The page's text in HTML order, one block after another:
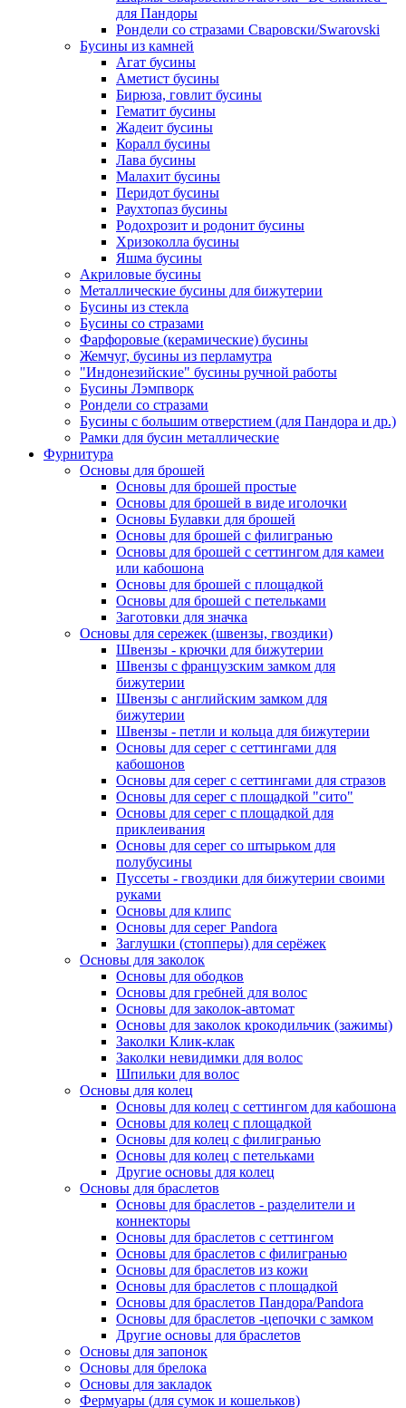
для Пандоры
Рондели со стразами Сваровски/Swarovski
Бусины из камней
Агат бусины
Аметист бусины
Бирюза, говлит бусины
Гематит бусины
Жадеит бусины
Коралл бусины
Лава бусины
Малахит бусины
Перидот бусины
Раухтопаз бусины
Родохрозит и родонит бусины
Хризоколла бусины
Яшма бусины
Акриловые бусины
Металлические бусины для бижутерии
Бусины из стекла
Бусины со стразами
Фарфоровые (керамические) бусины
Жемчуг, бусины из перламутра
"Индонезийские" бусины ручной работы
Бусины Лэмпворк
Рондели со стразами
Бусины с большим отверстием (для Пандора и др.)
Рамки для бусин металлические
Фурнитура
Основы для брошей
Основы для брошей простые
Основы для брошей в виде иголочки
Основы Булавки для брошей
Основы для брошей с филигранью
Основы для брошей с сеттингом для камеи
или кабошона
Основы для брошей с площадкой
Основы для брошей с петельками
Заготовки для значка
Основы для сережек (швензы, гвоздики)
Швензы - крючки для бижутерии
Швензы с французским замком для
бижутерии
Швензы с английским замком для
бижутерии
Швензы - петли и кольца для бижутерии
Основы для серег с сеттингами для
кабошонов
Основы для серег с сеттингами для стразов
Основы для серег с площадкой "сито"
Основы для серег с площадкой для
приклеивания
Основы для серег со штырьком для
полубусины
Пуссеты - гвоздики для бижутерии своими
руками
Основы для клипс
Основы для серег Pandora
Заглушки (стопперы) для серёжек
Основы для заколок
Основы для ободков
Основы для гребней для волос
Основы для заколок-автомат
Основы для заколок крокодильчик (зажимы)
Заколки Клик-клак
Заколки невидимки для волос
Шпильки для волос
Основы для колец
Основы для колец с сеттингом для кабошона
Основы для колец с площадкой
Основы для колец с филигранью
Основы для колец с петельками
Другие основы для колец
Основы для браслетов
Основы для браслетов - разделители и
коннекторы
Основы для браслетов с сеттингом
Основы для браслетов с филигранью
Основы для браслетов из кожи
Основы для браслетов с площадкой
Основы для браслетов Пандора/Pandora
Основы для браслетов -цепочки с замком
Другие основы для браслетов
Основы для запонок
Основы для брелока
Основы для закладок
Фермуары (для сумок и кошельков)